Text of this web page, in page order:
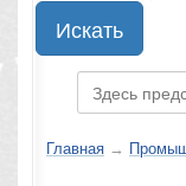
Искать
Главная →